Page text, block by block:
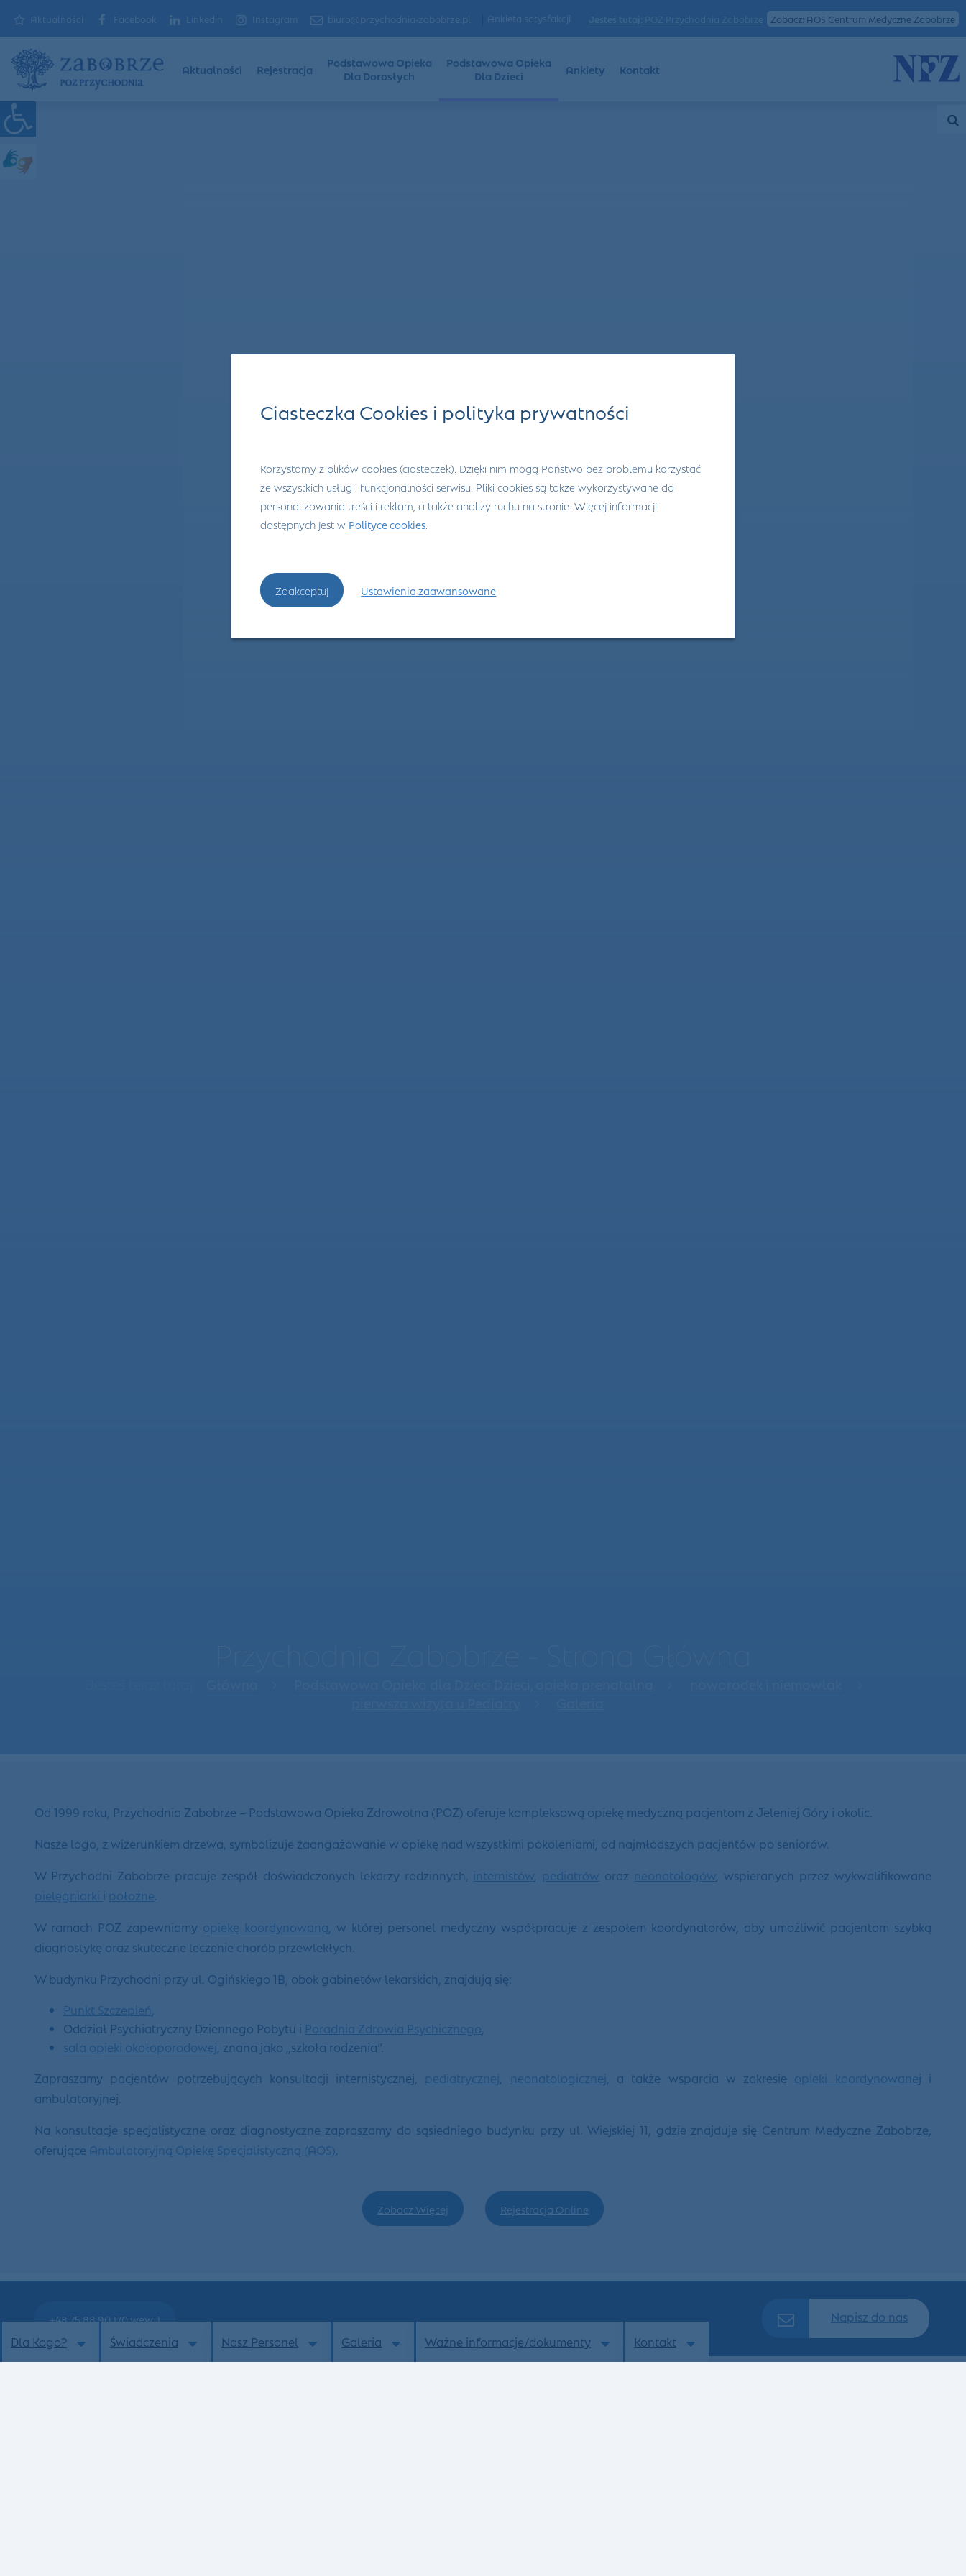
Aktualności Facebook Linkedin Instagram biuro@przychodnia-zabobrze.pl Ankieta satysfakcji Zobacz: AOS Centrum Medyczne Zabobrze
Aktualności Rejestracja
Podstawowa Opieka
Dla Dorosłych
Podstawowa Opieka
Dla Dzieci
Ankiety Kontakt
Dla Kogo? Świadczenia Nasz Personel Galeria Ważne informacje/dokumenty Kontakt
Od 1999 roku, Przychodnia Zabobrze – Podstawowa Opieka Zdrowotna (POZ) oferuje kompleksową opiekę medyczną pacjentom z Jeleniej Góry i okolic.
Nasze logo, z wizerunkiem drzewa, symbolizuje zaangażowanie w opiekę nad wszystkimi pokoleniami, od najmłodszych pacjentów po seniorów.
W Przychodni Zabobrze pracuje zespół doświadczonych lekarzy rodzinnych, internistów pediatrów oraz neonatologów , wspieranych przez wykwalifikowane
pielęgniarki i położne.
W ramach POZ zapewniamy opiekę koordynowaną , w której personel medyczny współpracuje z zespołem koordynatorów, aby umożliwić pacjentom szybką
diagnostykę oraz skuteczne leczenie chorób przewlekłych.
W budynku Przychodni przy ul. Ogińskiego 1B, obok gabinetów lekarskich, znajdują się:
Punkt Szczepień
Oddział Psychiatryczny Dziennego Pobytu i Poradnia Zdrowia Psychicznego
sala opieki okołoporodowej , znana jako „szkoła rodzenia”.
Zapraszamy pacjentów potrzebujących konsultacji internistycznej, pediatrycznej neonatologicznej , a także wsparcia w zakresie opieki koordynowanej i
ambulatoryjnej.
Na konsultacje specjalistyczne oraz diagnostyczne zapraszamy do sąsiedniego budynku przy ul. Wiejskiej 11, gdzie znajduje się Centrum Medyczne Zabobrze,
oferujące Ambulatoryjną Opiekę Specjalistyczną (AOS).
Zobacz Więcej Rejestracja Online
+48 75 88 90 170 wew. 1 Napisz do nas
Ciasteczka Cookies i polityka prywatności
Korzystamy z plików cookies (ciasteczek). Dzięki nim mogą Państwo bez problemu korzystać
ze wszystkich usług i funkcjonalności serwisu. Pliki cookies są także wykorzystywane do
personalizowania treści i reklam, a także analizy ruchu na stronie. Więcej informacji
dostępnych jest w Polityce cookies
Zaakceptuj Ustawienia zaawansowane